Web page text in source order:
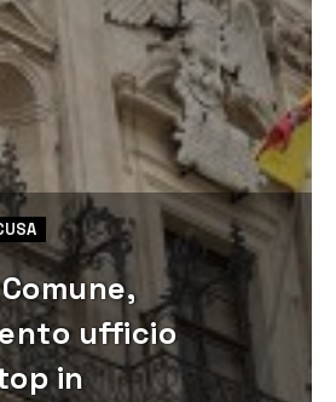
ufficio
in